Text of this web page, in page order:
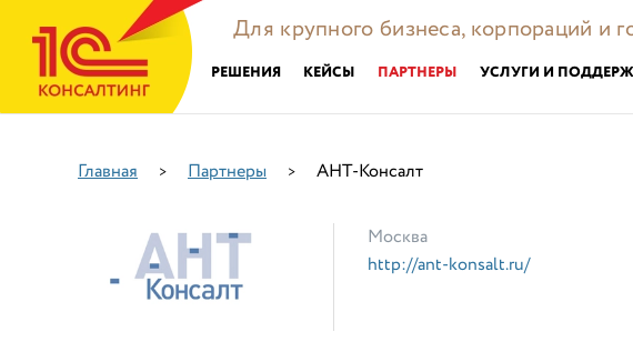
Для крупного бизнеса, корпораций и
РЕШЕНИЯ КЕЙСЫ ПАРТНЕРЫ УСЛУГИ И
Главная > Партнеры > АНТ-Консалт
Москва
http://ant-konsalt.ru/